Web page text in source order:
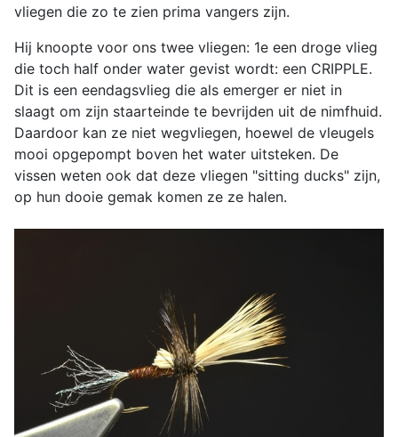
vliegen die zo te zien prima vangers zijn.
Hij knoopte voor ons twee vliegen: 1e een droge vlieg
die toch half onder water gevist wordt: een CRIPPLE.
Dit is een eendagsvlieg die als emerger er niet in
slaagt om zijn staarteinde te bevrijden uit de nimfhuid.
Daardoor kan ze niet wegvliegen, hoewel de vleugels
mooi opgepompt boven het water uitsteken. De
vissen weten ook dat deze vliegen "sitting ducks" zijn,
op hun dooie gemak komen ze ze halen.